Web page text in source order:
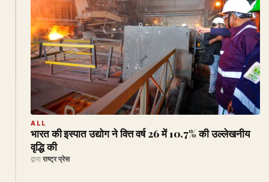
ALL
भारत की इस्पात उद्योग ने वित्त वर्ष 26 में 10.7% की उल्लेखनीय
वृद्धि की
द्वारा राष्ट्र प्रेस